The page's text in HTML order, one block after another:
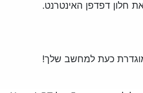
חלון דפדפן האינטרנט.
כעת למחשב שלך!